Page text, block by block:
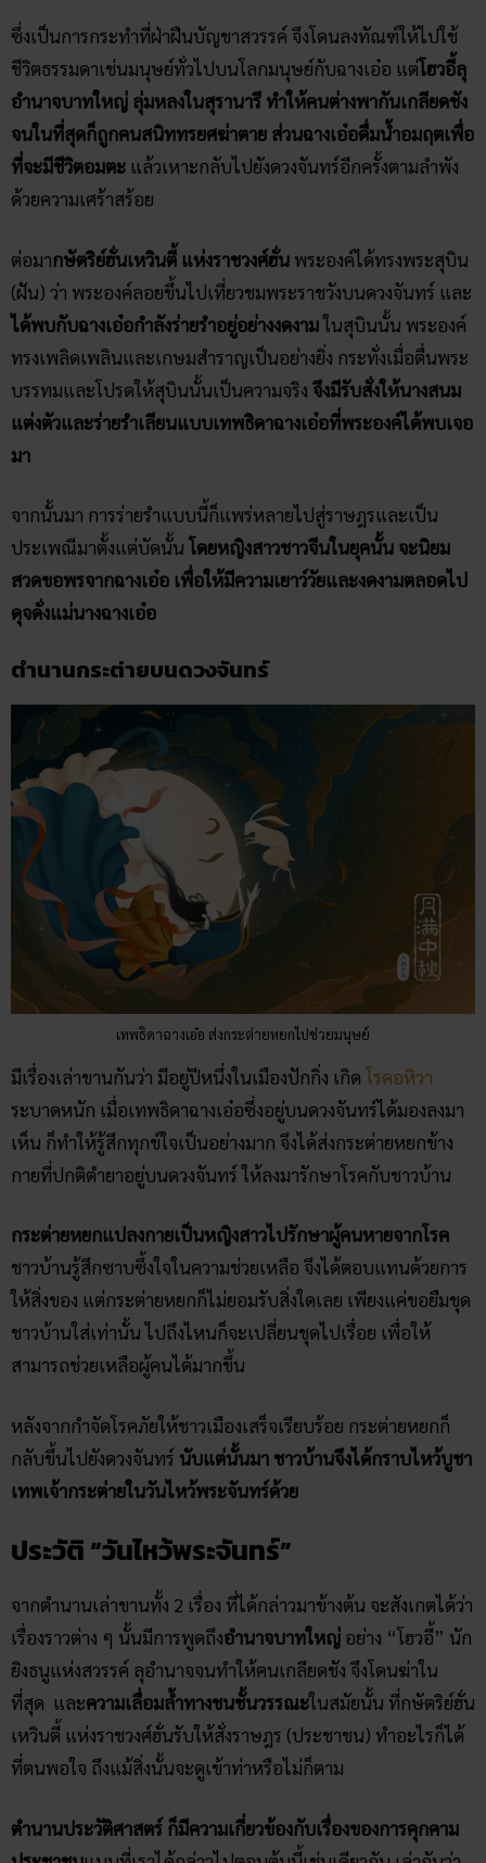
ซึ่งเป็นการกระทำที่ฝ่าฝืนบัญชาสวรรค์ จึงโดนลงทัณฑ์ให้ไปใช้
ชีวิตธรรมดาเช่นมนุษย์ทั่วไปบนโลกมนุษย์กับฉางเอ๋อ แต่โฮวอี้ลุ
อำนาจบาทใหญ่ ลุ่มหลงในสุรานารี ทำให้คนต่างพากันเกลียดชัง
จนในที่สุดก็ถูกคนสนิททรยศฆ่าตาย ส่วนฉางเอ๋อดื่มน้ำอมฤตเพื่อ
ที่จะมีชีวิตอมตะ แล้วเหาะกลับไปยังดวงจันทร์อีกครั้งตามลำพัง
ด้วยความเศร้าสร้อย
ต่อมากษัตริย์ฮั่นเหวินตี้ แห่งราชวงศ์ฮั่น พระองค์ได้ทรงพระสุบิน
(ฝัน) ว่า พระองค์ลอยขึ้นไปเที่ยวชมพระราชวังบนดวงจันทร์ และ
ได้พบกับฉางเอ๋อกำลังร่ายรำอยู่อย่างงดงามในสุบินนั้น พระองค์
ทรงเพลิดเพลินและเกษมสำราญเป็นอย่างยิ่ง กระทั่งเมื่อตื่นพระ
บรรทมและโปรดให้สุบินนั้นเป็นความจริง จึงมีรับสั่งให้นางสนม
แต่งตัวและร่ายรำเลียนแบบเทพธิดาฉางเอ๋อที่พระองค์ได้พบเจอ
มา
จากนั้นมา การร่ายรำแบบนี้ก็แพร่หลายไปสู่ราษฎรและเป็น
ประเพณีมาตั้งแต่บัดนั้น โดยหญิงสาวชาวจีนในยุคนั้น จะนิยม
สวดขอพรจากฉางเอ๋อ เพื่อให้มีความเยาว์วัยและงดงามตลอดไป
ดุจดั่งแม่นางฉางเอ๋อ
ตำนานกระต่ายบนดวงจันทร์
เทพธิดาฉางเอ๋อ ส่งกระต่ายหยกไปช่วยมนุษย์
มีเรื่องเล่าขานกันว่า มีอยู่ปีหนึ่งในเมืองปักกิ่ง เกิด โรคอหิวา
ระบาดหนัก เมื่อเทพธิดาฉางเอ๋อซึ่งอยู่บนดวงจันทร์ได้มองลงมา
เห็น ก็ทำให้รู้สึกทุกข์ใจเป็นอย่างมาก จึงได้ส่งกระต่ายหยกข้าง
กายที่ปกติตำยาอยู่บนดวงจันทร์ ให้ลงมารักษาโรคกับชาวบ้าน
กระต่ายหยกแปลงกายเป็นหญิงสาวไปรักษาผู้คนหายจากโรค
ชาวบ้านรู้สึกซาบซึ้งใจในความช่วยเหลือ จึงได้ตอบแทนด้วยการ
ให้สิ่งของ แต่กระต่ายหยกก็ไม่ยอมรับสิ่งใดเลย เพียงแค่ขอยืมชุด
ชาวบ้านใส่เท่านั้น ไปถึงไหนก็จะเปลี่ยนชุดไปเรื่อย เพื่อให้
สามารถช่วยเหลือผู้คนได้มากขึ้น
หลังจากกำจัดโรคภัยให้ชาวเมืองเสร็จเรียบร้อย กระต่ายหยกก็
กลับขึ้นไปยังดวงจันทร์ นับแต่นั้นมา ชาวบ้านจึงได้กราบไหว้บูชา
เทพเจ้ากระต่ายในวันไหว้พระจันทร์ด้วย
ประวัติ “วันไหว้พระจันทร์”
จากตำนานเล่าขานทั้ง 2 เรื่อง ที่ได้กล่าวมาข้างต้น จะสังเกตได้ว่า
เรื่องราวต่าง ๆ นั้นมีการพูดถึงอำนาจบาทใหญ่ อย่าง “โฮวอี้” นัก
ยิงธนูแห่งสวรรค์ ลุอำนาจจนทำให้คนเกลียดชัง จึงโดนฆ่าใน
ที่สุด และความเลื่อมล้ำทางชนชั้นวรรณะในสมัยนั้น ที่กษัตริย์ฮั่น
เหวินตี้ แห่งราชวงศ์ฮั่นรับให้สั่งราษฎร (ประชาชน) ทำอะไรก็ได้
ที่ตนพอใจ ถึงแม้สิ่งนั้นจะดูเข้าท่าหรือไม่ก็ตาม
ตำนานประวัติศาสตร์ ก็มีความเกี่ยวข้องกับเรื่องของการคุกคาม